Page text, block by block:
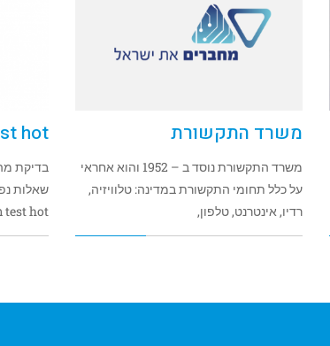
משרד התקשורת
משרד התקשורת נוסד ב – 1952 והוא אחראי
על כלל תחומי התקשורת במדינה: טלוויזיה,
רדיו, אינטרנט, טלפון,
hot
test hot בדיקת מהירות לניתוח